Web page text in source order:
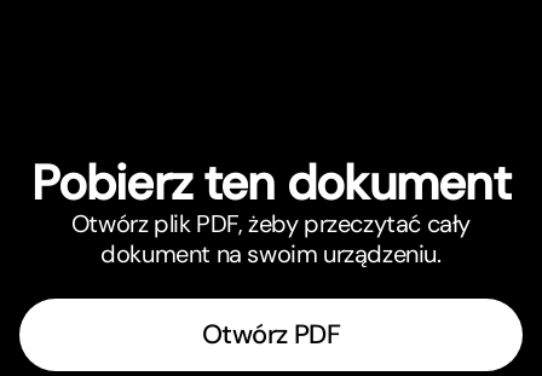
Pobierz ten dokument
Otwórz plik PDF, żeby przeczytać cały
dokument na swoim urządzeniu.
Otwórz PDF